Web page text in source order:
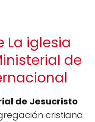
La iglesia
de
de Jesucristo
cristiana